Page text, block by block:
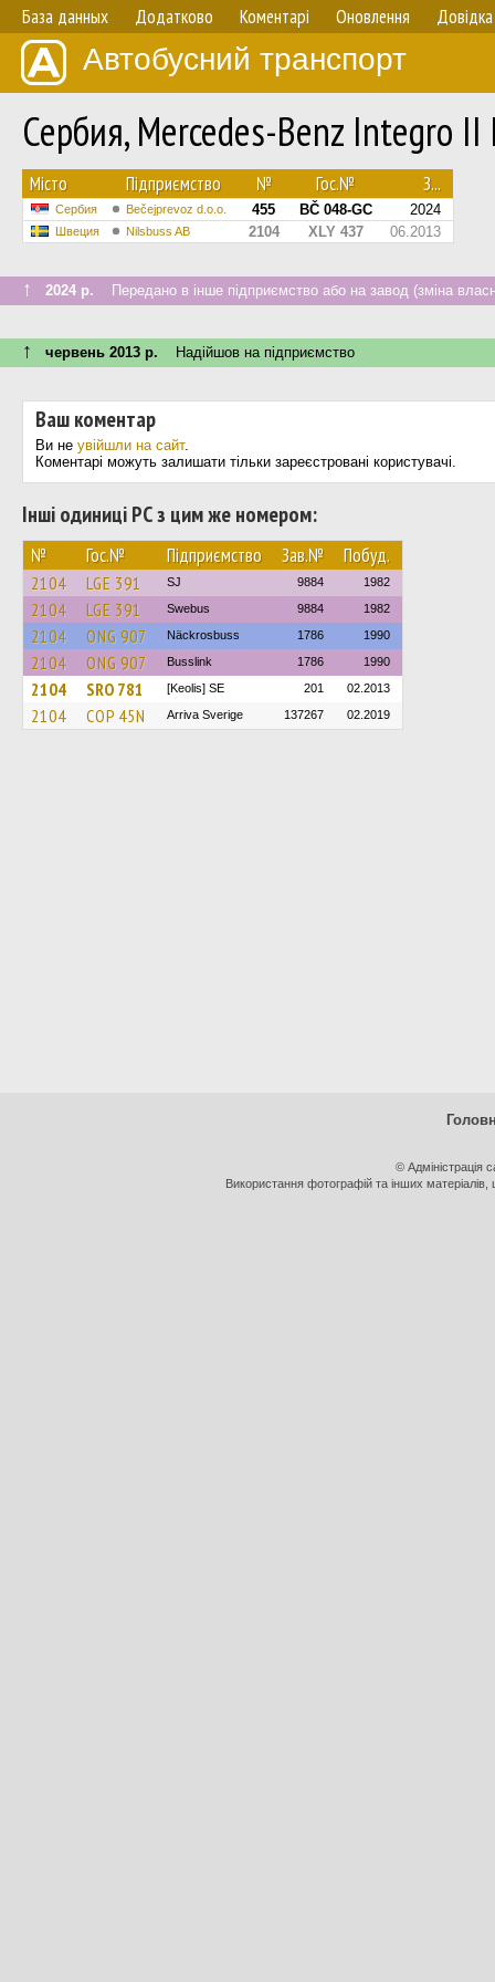
База данных Додатково Коментарі Оновлення Довідка
Автобусний транспорт
Сербия, Mercedes-Benz Integro
Мiсто Підприємство № Гос.№ З...
Сербия Bečejprevoz d.o.o. 455 BČ 048-GC 2024
Швеция Nilsbuss AB 2104 XLY 437 06.2013
↑ 2024 р. Передано в інше підприємство або на завод (зміна
↑ червень 2013 р. Надійшов на підприємство
Ваш коментар
Ви не увійшли на сайт.
Коментарі можуть залишати тільки зареєстровані користувачі.
Інші одиниці РС з цим же номером:
№ Гос.№ Підприємство Зав.№ Побуд.
2104 LGE 391 SJ 9884 1982
2104 LGE 391 Swebus 9884 1982
2104 ONG 907 Näckrosbuss 1786 1990
2104 ONG 907 Busslink 1786 1990
2104 SRO 781 [Keolis] SE 201 02.2013
2104 COP 45N Arriva Sverige 137267 02.2019
© Адміністрація
Використання фотографій та інших матеріалів,